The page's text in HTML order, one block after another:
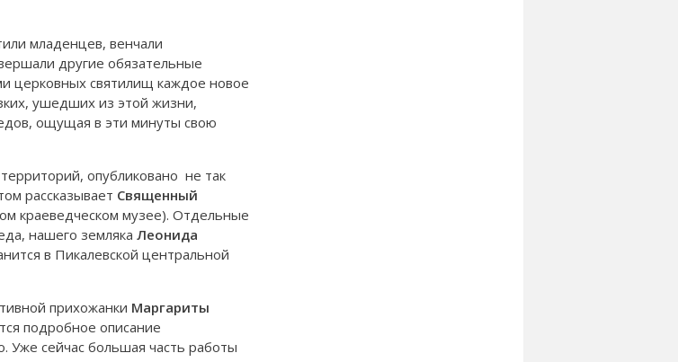
младенцев, венчали
другие обязательные
церковных святилищ каждое новое
ушедших из этой жизни,
ощущая в эти минуты свою
опубликовано не так
рассказывает Священный
краеведческом музее). Отдельные
нашего земляка Леонида
в Пикалевской центральной
прихожанки Маргариты
подробное описание
Уже сейчас большая часть работы